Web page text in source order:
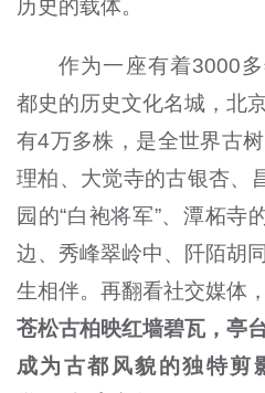
历史的载体。
作为一座有着3000
都史的历史文化名城，北
有4万多株，是全世界古
理柏、大觉寺的古银杏、
园的“白袍将军”、潭柘
边、秀峰翠岭中、阡陌胡
生相伴。再翻看社交媒体
苍松古柏映红墙碧瓦，亭
成为古都风貌的独特剪